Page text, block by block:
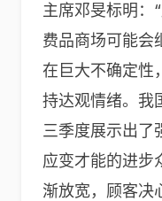
主席邓旻标明：
费品商场可能会
在巨大不确定性
持达观情绪。我
三季度展示出了
应变才能的进步
渐放宽，顾客决